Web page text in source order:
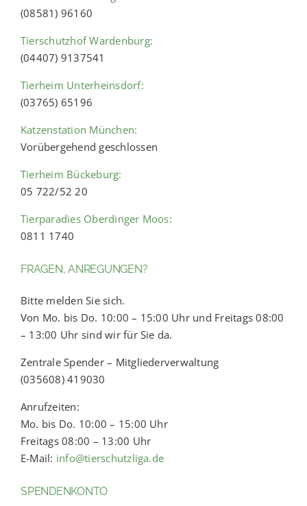
(08581) 96160
Tierschutzhof Wardenburg:
(04407) 9137541
Tierheim Unterheinsdorf:
(03765) 65196
Katzenstation München:
Vorübergehend geschlossen
Tierheim Bückeburg:
05 722/52 20
Tierparadies Oberdinger Moos:
0811 1740
FRAGEN, ANREGUNGEN?
Bitte melden Sie sich.
Von Mo. bis Do. 10:00 – 15:00 Uhr und Freitags 08:00
– 13:00 Uhr sind wir für Sie da.
Zentrale Spender – Mitgliederverwaltung
(035608) 419030
Anrufzeiten:
Mo. bis Do. 10:00 – 15:00 Uhr
Freitags 08:00 – 13:00 Uhr
E-Mail: info@tierschutzliga.de
SPENDENKONTO